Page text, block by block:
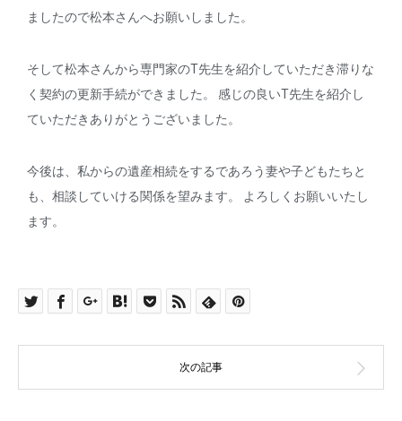
ましたので松本さんへお願いしました。
そして松本さんから専門家のT先生を紹介していただき滞りな
く契約の更新手続ができました。 感じの良いT先生を紹介し
ていただきありがとうございました。
今後は、私からの遺産相続をするであろう妻や子どもたちと
も、相談していける関係を望みます。 よろしくお願いいたし
ます。